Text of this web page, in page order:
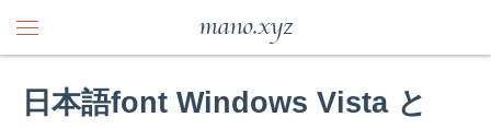
mano.xyz
日本語font Windows Vista と